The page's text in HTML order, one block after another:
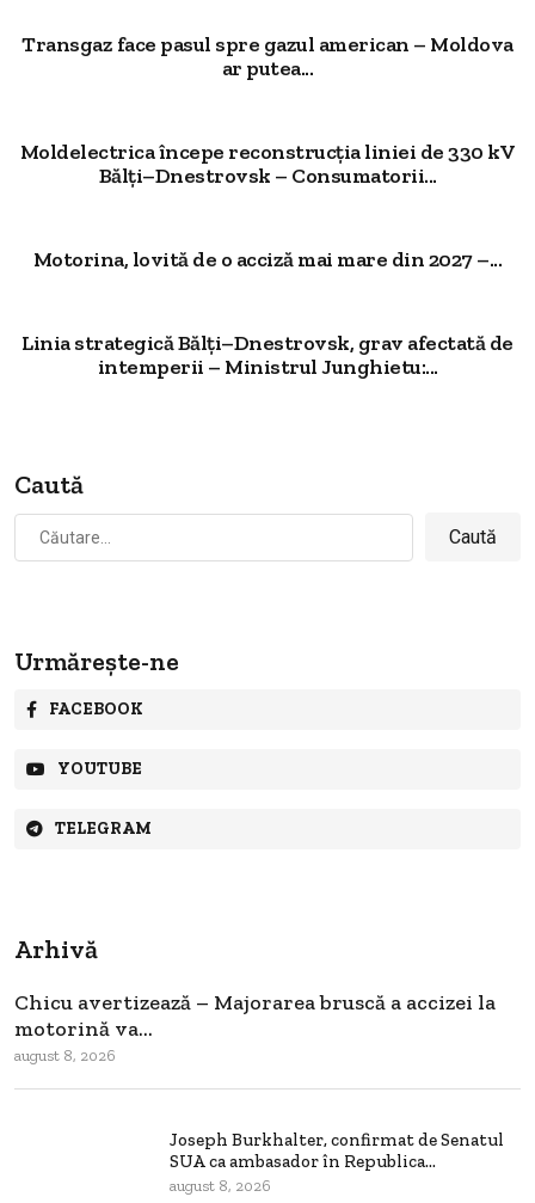
Transgaz face pasul spre gazul american – Moldova
ar putea...
Moldelectrica începe reconstrucția liniei de 330 kV
Bălți–Dnestrovsk – Consumatorii...
Motorina, lovită de o acciză mai mare din 2027 –...
Linia strategică Bălți–Dnestrovsk, grav afectată de
intemperii – Ministrul Junghietu:...
Caută
Caută
după:
Urmărește-ne
FACEBOOK
YOUTUBE
TELEGRAM
Arhivă
Chicu avertizează – Majorarea bruscă a accizei la
motorină va...
august 8, 2026
Joseph Burkhalter, confirmat de Senatul
SUA ca ambasador în Republica...
august 8, 2026